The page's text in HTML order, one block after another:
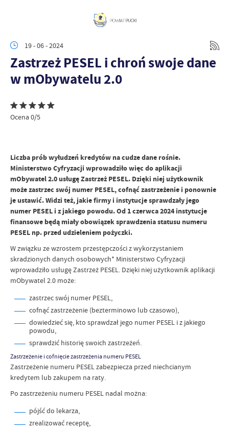
19 - 06 - 2024
Zastrzeż PESEL i chroń swoje dane
w mObywatelu 2.0
Ocena 0/5
Liczba prób wyłudzeń kredytów na cudze dane rośnie.
Ministerstwo Cyfryzacji wprowadziło więc do aplikacji
mObywatel 2.0 usługę Zastrzeż PESEL. Dzięki niej użytkownik
może zastrzec swój numer PESEL, cofnąć zastrzeżenie i ponownie
je ustawić. Widzi też, jakie firmy i instytucje sprawdzały jego
numer PESEL i z jakiego powodu. Od 1 czerwca 2024 instytucje
finansowe będą miały obowiązek sprawdzenia statusu numeru
PESEL np. przed udzieleniem pożyczki.
W związku ze wzrostem przestępczości z wykorzystaniem
skradzionych danych osobowych* Ministerstwo Cyfryzacji
wprowadziło usługę Zastrzeż PESEL. Dzięki niej użytkownik aplikacji
mObywatel 2.0 może:
zastrzec swój numer PESEL,
cofnąć zastrzeżenie (bezterminowo lub czasowo),
dowiedzieć się, kto sprawdzał jego numer PESEL i z jakiego
powodu,
sprawdzić historię swoich zastrzeżeń.
Zastrzeżenie i cofnięcie zastrzeżenia numeru PESEL
Zastrzeżenie numeru PESEL zabezpiecza przed niechcianym
kredytem lub zakupem na raty.
Po zastrzeżeniu numeru PESEL nadal można:
pójść do lekarza,
zrealizować receptę,